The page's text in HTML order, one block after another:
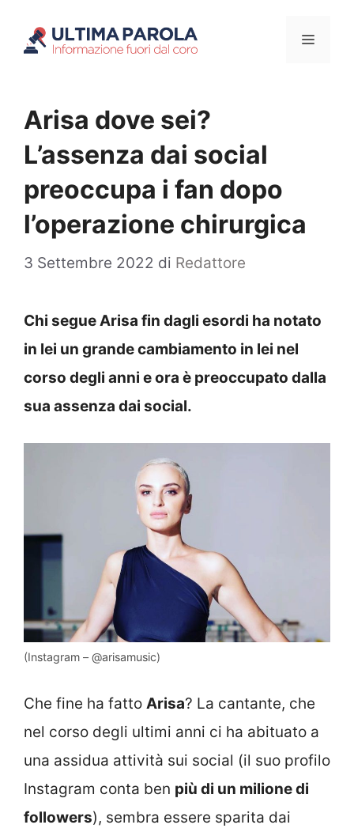
Menu
Arisa dove sei?
L’assenza dai social
preoccupa i fan dopo
l’operazione chirurgica
3 Settembre 2022 di Redattore
Chi segue Arisa fin dagli esordi ha notato
in lei un grande cambiamento in lei nel
corso degli anni e ora è preoccupato dalla
sua assenza dai social.
(Instagram – @arisamusic)
Che fine ha fatto Arisa? La cantante, che
nel corso degli ultimi anni ci ha abituato a
una assidua attività sui social (il suo profilo
Instagram conta ben più di un milione di
followers), sembra essere sparita dai